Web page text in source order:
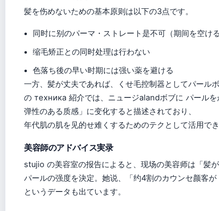
髪を伤めないための基本原则は以下の3点です。
同时に别のパーマ・ストレート是不可（期间を空け
缩毛矫正との同时处理は行わない
色落ち後の早い时期には强い薬を避ける
一方、髪が丈夫であれば、くせ毛控制器としてパール
の техника 紹介では、ニュージalandボブに パール
弹性のある质感」に变化すると描述されており、
年代肌の肌を见的せ难くするためのテクとして活用で
美容師のアドバイス実录
stujio の美容室の报告によると、现场の美容师は「髪
パールの强度を決定。她说、「约4割のカウンセ颜客
というデータも出ています。